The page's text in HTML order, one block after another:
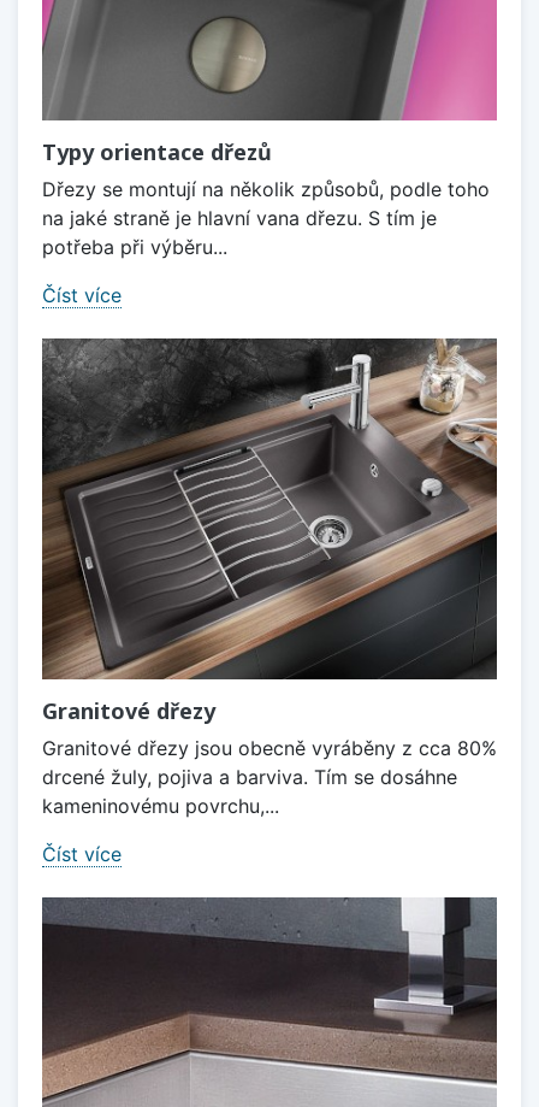
Typy orientace dřezů
Dřezy se montují na několik způsobů, podle toho
na jaké straně je hlavní vana dřezu. S tím je
potřeba při výběru...
Číst více
Granitové dřezy
Granitové dřezy jsou obecně vyráběny z cca 80%
drcené žuly, pojiva a barviva. Tím se dosáhne
kameninovému povrchu,...
Číst více